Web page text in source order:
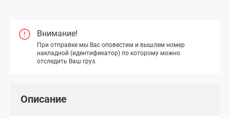
Внимание!
При отправке мы Вас оповестим и вышлем номер
накладной (идентификатор) по которому можно
отследить Ваш груз.
Описание